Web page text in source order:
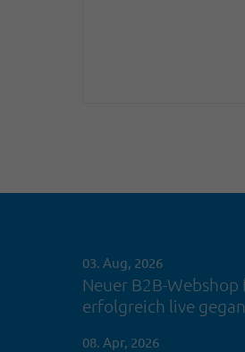
03. Aug, 2026
Neuer B2B-
erfolgreich live
08. Apr, 2026